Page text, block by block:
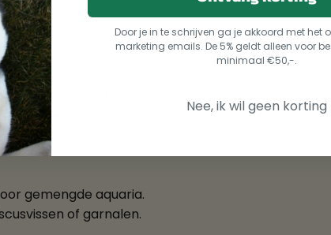
of artemia.
gemengde aquaria.
of garnalen.
Door je in te schrijven ga je akkoord met het
marketing emails. De 5% geldt alleen voor
minimaal €50,-.
Nee, ik wil geen korting